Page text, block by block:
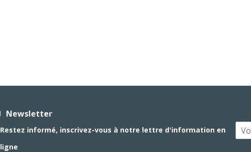
Newsletter
Restez informé, inscrivez-vous à notre lettre d'information en
ligne